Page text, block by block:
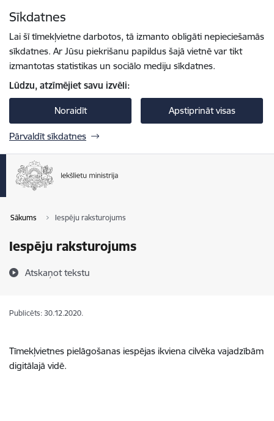
Sīkdatnes
Lai šī tīmekļvietne darbotos, tā izmanto obligāti nepieciešamās
sīkdatnes. Ar Jūsu piekrišanu papildus šajā vietnē var tikt
izmantotas statistikas un sociālo mediju sīkdatnes.
Lūdzu, atzīmējiet savu izvēli:
Noraidīt Apstiprināt visas
Pārvaldīt sīkdatnes
Sākums Iespēju raksturojums
Iespēju raksturojums
Atskaņot tekstu
Publicēts: 30.12.2020.
Tīmekļvietnes pielāgošanas iespējas ikviena cilvēka vajadzībām
digitālajā vidē.